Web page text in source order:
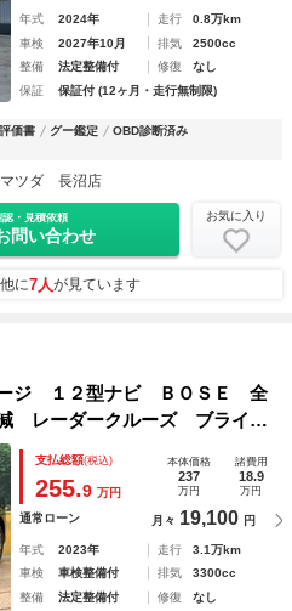
年式 2024年 走行
0.8万km
車検
2027年10月 排気
2500cc
整備
法定整備付 修復
なし
保証
保証付 (12ヶ月・走行無制限)
価書 グー鑑定
OBD診断済み
マツダ 長沼店
認・見積依頼
問い合わせ
お気に入り
に7人が見ています
ジ １２型ナビ ＢＯＳＥ 全
レーダークルーズ ブライン
ーター クリアランスソナー
８インチＡＷ ＬＥＤヘッド
支払総額(税込)
255.9 万円
本体価格
237
万円
諸費用
18.9
万円
通常ローン 月々 19,100 円
年式 2023年 走行
3.1万km
車検
車検整備付 排気
3300cc
整備
法定整備付 修復
なし